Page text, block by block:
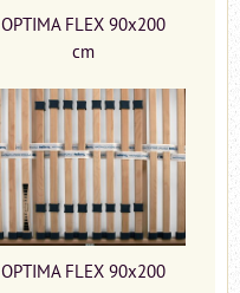
OPTIMA FLEX 90x200
cm
OPTIMA FLEX 90x200